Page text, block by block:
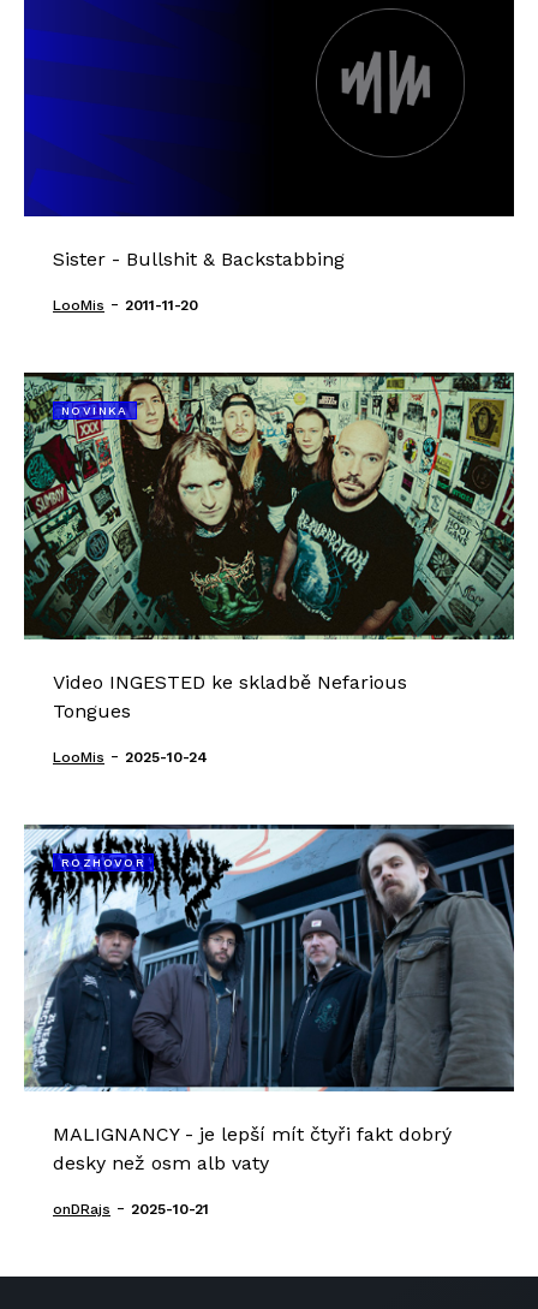
Sister - Bullshit & Backstabbing
LooMis - 2011-11-20
NOVINKA
Video INGESTED ke skladbě Nefarious
Tongues
LooMis - 2025-10-24
ROZHOVOR
MALIGNANCY - je lepší mít čtyři fakt dobrý
desky než osm alb vaty
onDRajs - 2025-10-21